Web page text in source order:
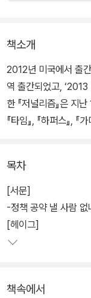
책소개
2012년 미국에서 출
역 출간되었고,
한 『저널리즘』은 지
『타임』, 『하퍼스』,
담겨 있다.
「헤이그」편은 네덜
아 내전의 전범 재판
으로 펼쳐지는 이스라
크에 파병된 미군들의
목차
[서문]
-정책 공약 낼 사람 없
[헤이그]
책속에서